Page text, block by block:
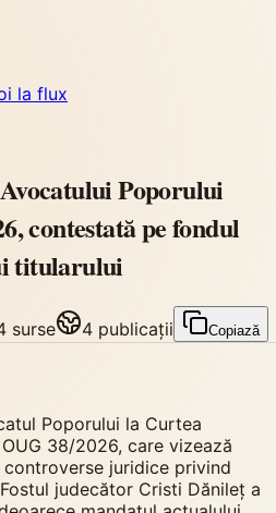
la flux
Poporului
contestată pe fondul
titularului
surse 4 publicații Copiază
Poporului la Curtea
38/2026, care vizează
juridice privind
judecător Cristi Dănileț a